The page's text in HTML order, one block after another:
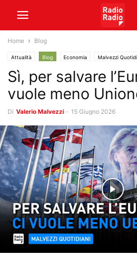
Home Blog
Attualità Blog Economia Malvezzi
Sì, per salvare
vuole meno
Di Valerio Malvezzi - 15 Giugno 2026